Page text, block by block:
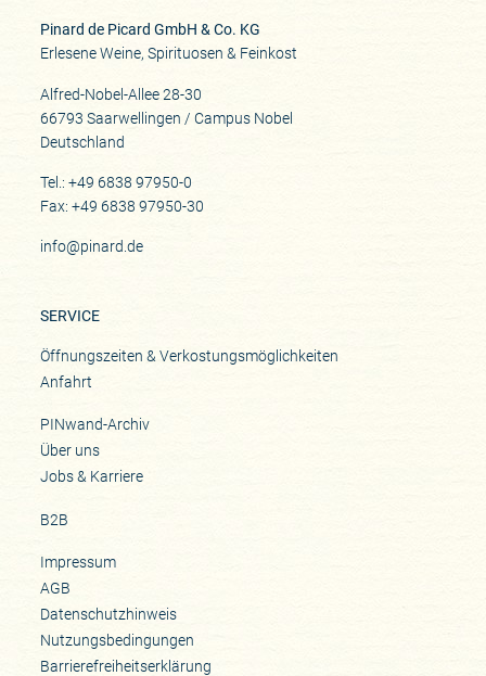
Pinard de Picard GmbH & Co. KG
Erlesene Weine, Spirituosen & Feinkost
Alfred-Nobel-Allee 28-30
66793 Saarwellingen / Campus Nobel
Deutschland
Tel.: +49 6838 97950-0
Fax: +49 6838 97950-30
info@pinard.de
SERVICE
Öffnungszeiten & Verkostungsmöglichkeiten
Anfahrt
PINwand-Archiv
Über uns
Jobs & Karriere
B2B
Impressum
AGB
Datenschutzhinweis
Nutzungsbedingungen
Barrierefreiheitserklärung